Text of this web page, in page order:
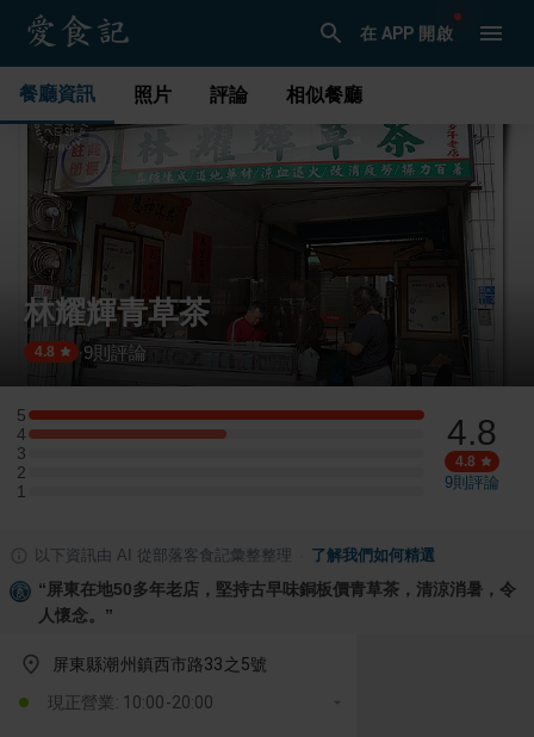
在 APP 開啟
餐廳資訊 照片 評論 相似餐廳
林耀輝青草茶
4.8 ·9則評論
5
5 星：2 則評論
4
4 星：1 則評論
3
3 星：0 則評論
2
2 星：0 則評論
1
1 星：0 則評論
4.8
4.8
9則評論
以下資訊由 AI 從部落客食記彙整整理 了解我們如何精選
“ 屏東在地50多年老店，堅持古早味銅板價青草茶，清涼消暑，令
人懷念。 ”
屏東縣潮州鎮西市路33之5號
現正營業: 10:00-20:00